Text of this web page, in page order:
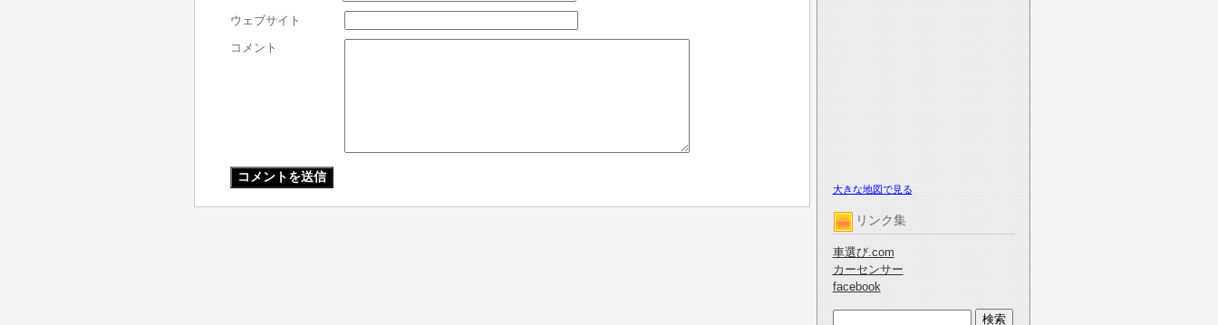
大きな地図で見る
リンク集
車選び.com
カーセンサー
facebook
ウェブサイト
コメント